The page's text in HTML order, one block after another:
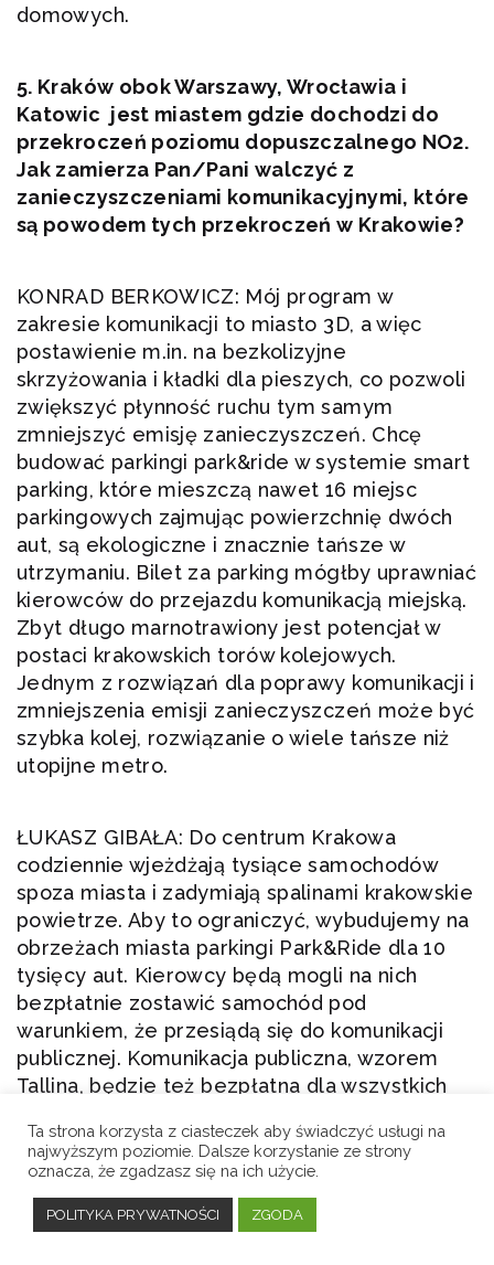
domowych.
5. Kraków obok Warszawy, Wrocławia i
Katowic jest miastem gdzie dochodzi do
przekroczeń poziomu dopuszczalnego NO2.
Jak zamierza Pan/Pani walczyć z
zanieczyszczeniami komunikacyjnymi, które
są powodem tych przekroczeń w Krakowie?
KONRAD BERKOWICZ: Mój program w
zakresie komunikacji to miasto 3D, a więc
postawienie m.in. na bezkolizyjne
skrzyżowania i kładki dla pieszych, co pozwoli
zwiększyć płynność ruchu tym samym
zmniejszyć emisję zanieczyszczeń. Chcę
budować parkingi park&ride w systemie smart
parking, które mieszczą nawet 16 miejsc
parkingowych zajmując powierzchnię dwóch
aut, są ekologiczne i znacznie tańsze w
utrzymaniu. Bilet za parking mógłby uprawniać
kierowców do przejazdu komunikacją miejską.
Zbyt długo marnotrawiony jest potencjał w
postaci krakowskich torów kolejowych.
Jednym z rozwiązań dla poprawy komunikacji i
zmniejszenia emisji zanieczyszczeń może być
szybka kolej, rozwiązanie o wiele tańsze niż
utopijne metro.
ŁUKASZ GIBAŁA: Do centrum Krakowa
codziennie wjeżdżają tysiące samochodów
spoza miasta i zadymiają spalinami krakowskie
powietrze. Aby to ograniczyć, wybudujemy na
obrzeżach miasta parkingi Park&Ride dla 10
tysięcy aut. Kierowcy będą mogli na nich
bezpłatnie zostawić samochód pod
warunkiem, że przesiądą się do komunikacji
publicznej. Komunikacja publiczna, wzorem
Tallina, będzie też bezpłatna dla wszystkich
co dodatkowo zachęci wielu z nich do
rezygnacji z samochodu. Docelowo, cały tabor
MPK powinien być sukcesywnie wymieniany
na pojazdy elektryczne. Krakowską plagą jest
Ta strona korzysta z ciasteczek aby świadczyć usługi na
najwyższym poziomie. Dalsze korzystanie ze strony
oznacza, że zgadzasz się na ich użycie.
POLITYKA PRYWATNOŚCI ZGODA